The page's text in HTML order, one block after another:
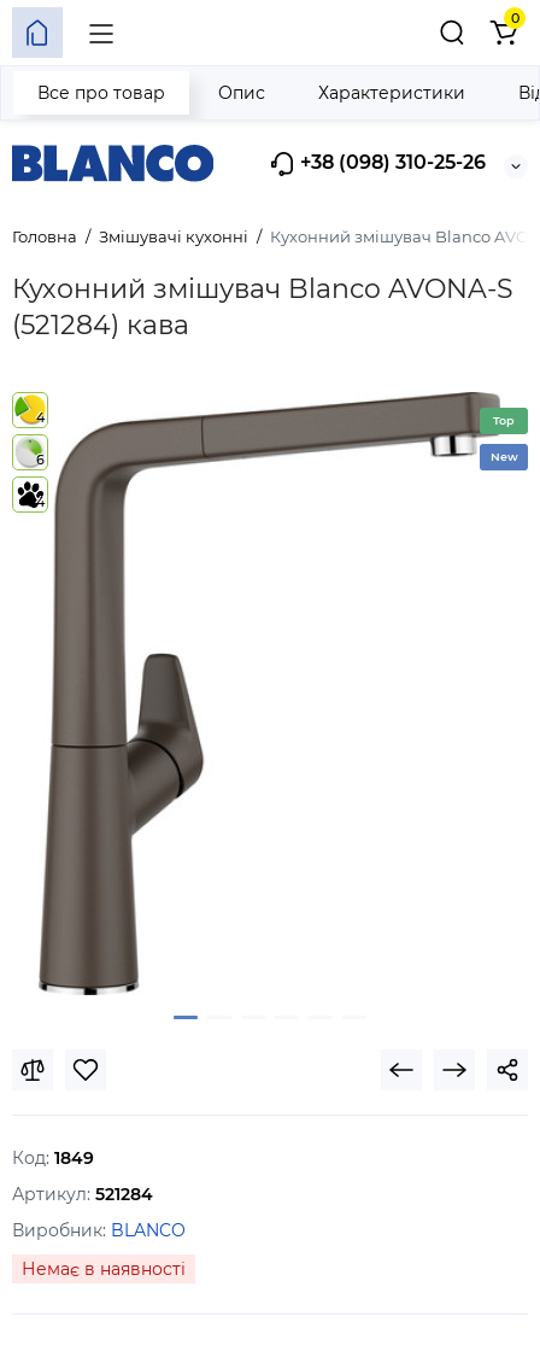
+38 (098) 310-25-26
0
Головна Змішувачі кухонні Кухонний змішувач Blanco
Кухонний змішувач Blanco AVONA-S
(521284) кава
Все про товар Опис Характеристики
4
6
4
Top
New
Код: 1849
Артикул: 521284
Виробник: BLANCO
Немає в наявності